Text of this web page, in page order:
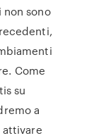
sono
Come
su
a
attivare